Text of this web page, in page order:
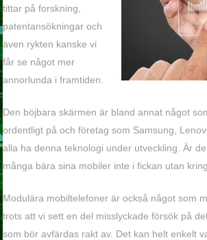
tittar på forskning,
patentansökningar och
även rykten kanske vi
får se något mer
annorlunda i framtiden.
Den böjbara skärmen är bland annat något
ordentligt på och företag som Samsung,
alla ha denna teknologi under utveckling. Är
många bära sina mobiler inte i fickan utan
Modulära mobiltelefoner är också något som
trots att vi sett en del misslyckade försök på
som bör avfärdas rakt av. Det kan helt enkelt